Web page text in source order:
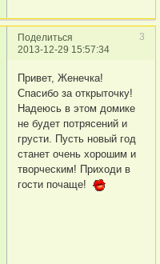
Поделиться
3
2013-12-29 15:57:34
Привет, Женечка!
Спасибо за открыточку!
Надеюсь в этом домике
не будет потрясений и
грусти. Пусть новый год
станет очень хорошим и
творческим! Приходи в
гости почаще!